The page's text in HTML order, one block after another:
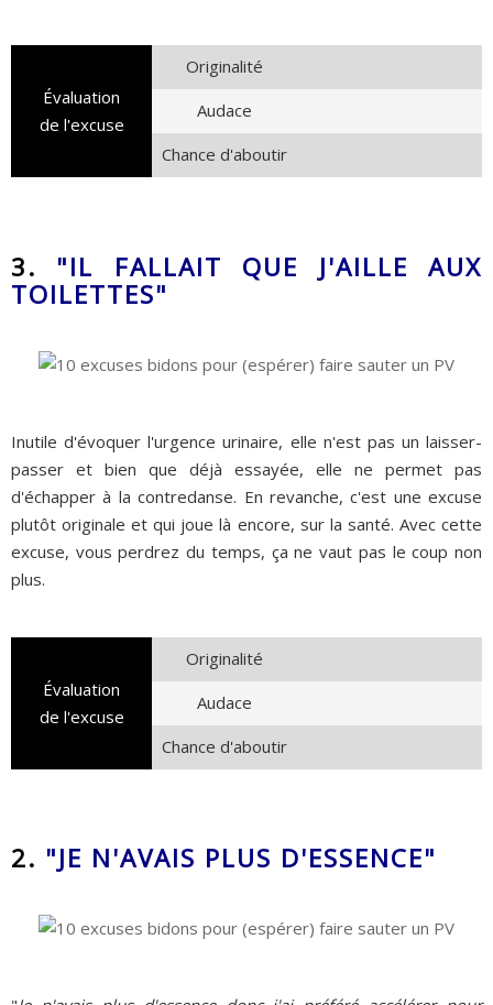
Évaluation
de l'excuse
Originalité
Audace
Chance d'aboutir
3. "IL FALLAIT QUE J'AILLE AUX
TOILETTES"
Inutile d'évoquer l'urgence urinaire, elle n'est pas un laisser-
passer et bien que déjà essayée, elle ne permet pas
d'échapper à la contredanse. En revanche, c'est une excuse
plutôt originale et qui joue là encore, sur la santé. Avec cette
excuse, vous perdrez du temps, ça ne vaut pas le coup non
plus.
Évaluation
de l'excuse
Originalité
Audace
Chance d'aboutir
2. "JE N'AVAIS PLUS D'ESSENCE"